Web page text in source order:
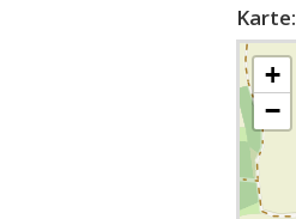
Karte:
+
−